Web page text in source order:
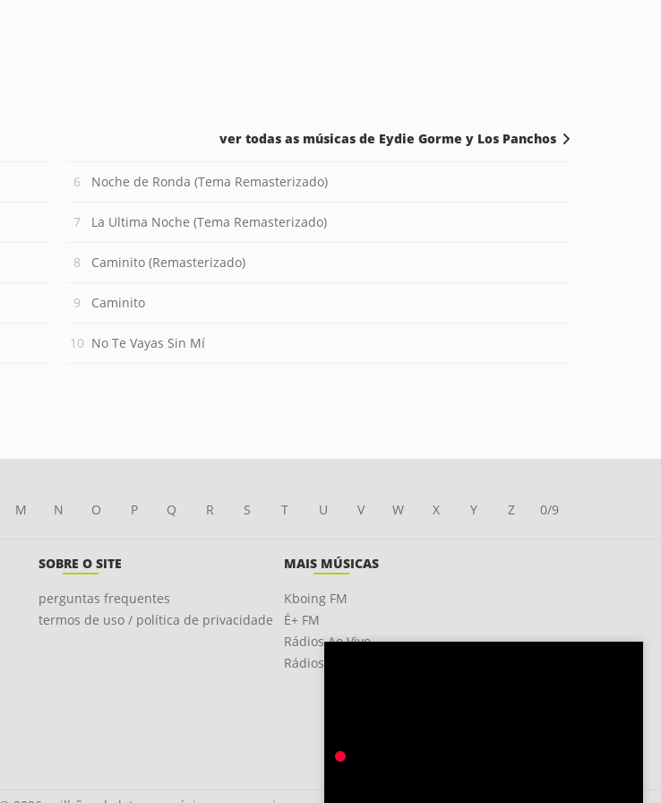
Noche de Ronda (Tema Remasterizado)
La Ultima Noche (Tema Remasterizado)
Caminito (Remasterizado)
Caminito
No Te Vayas Sin Mí
ver todas as músicas de Eydie Gorme y Los Panchos
M N O P Q R S T U V W X Y Z 0/9
SOBRE O SITE
perguntas frequentes
termos de uso / política de privacidade
MAIS MÚSICAS
Kboing FM
É+ FM
Rádios Ao Vivo
Rádios OnLine